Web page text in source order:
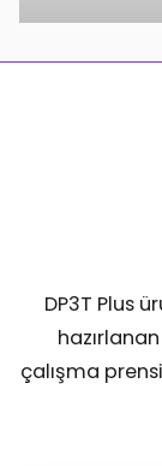
DP3T Plus
çalışma